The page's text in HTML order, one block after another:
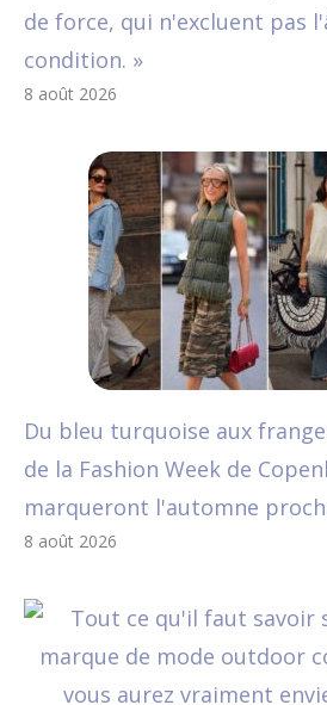
de force, qui n'excluent pas
condition. »
8 août 2026
Du bleu turquoise aux
de la Fashion Week de
marqueront l'automne
8 août 2026